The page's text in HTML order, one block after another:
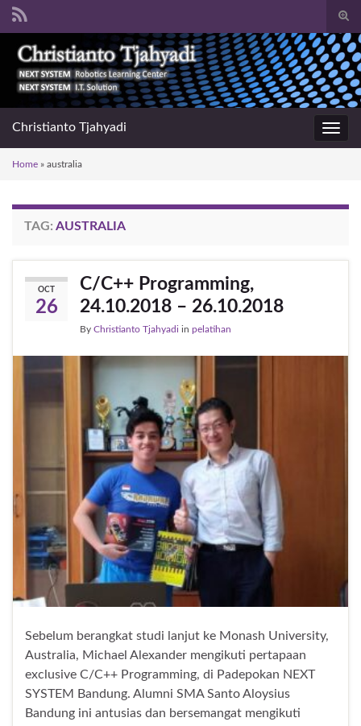
form
Search for:
Christianto Tjahyadi
Home » australia
TAG: AUSTRALIA
OCT
26
C/C++ Programming,
24.10.2018 – 26.10.2018
By Christianto Tjahyadi in pelatihan
Sebelum berangkat studi lanjut ke Monash University,
Australia, Michael Alexander mengikuti pertapaan
exclusive C/C++ Programming, di Padepokan NEXT
SYSTEM Bandung. Alumni SMA Santo Aloysius
Bandung ini antusias dan bersemangat mengikuti